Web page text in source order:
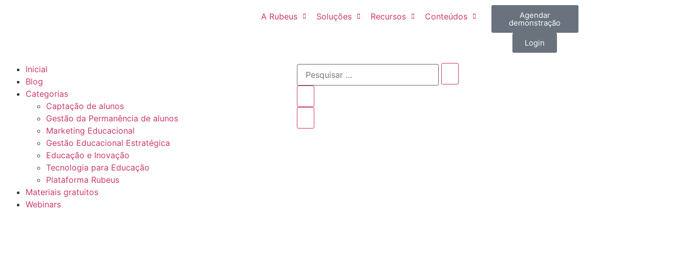
A Rubeus Soluções Recursos Conteúdos Agendar
demonstração
Login
Inicial
Blog
Categorias
Captação de alunos
Gestão da Permanência de alunos
Marketing Educacional
Gestão Educacional Estratégica
Educação e Inovação
Tecnologia para Educação
Plataforma Rubeus
Materiais gratuitos
Webinars